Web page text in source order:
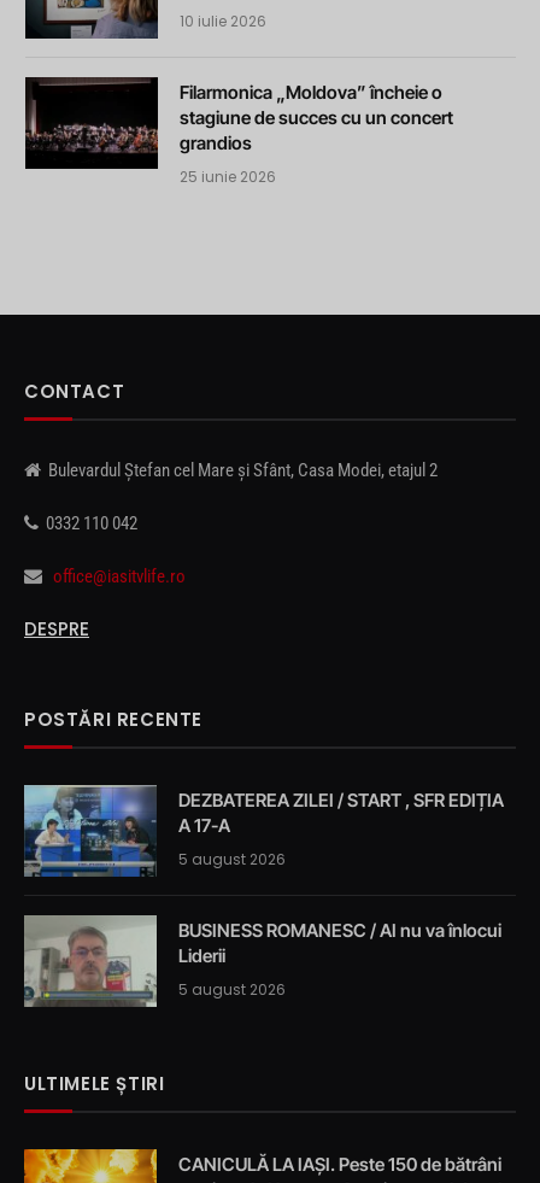
10 iulie 2026
Filarmonica „Moldova” încheie o
stagiune de succes cu un concert
grandios
25 iunie 2026
CONTACT
Bulevardul Ștefan cel Mare și Sfânt, Casa Modei, etajul 2
0332 110 042
office@iasitvlife.ro
DESPRE
POSTĂRI RECENTE
DEZBATEREA ZILEI / START , SFR EDIȚIA
A 17-A
5 august 2026
BUSINESS ROMANESC / AI nu va înlocui
Liderii
5 august 2026
ULTIMELE ȘTIRI
CANICULĂ LA IAȘI. Peste 150 de bătrâni